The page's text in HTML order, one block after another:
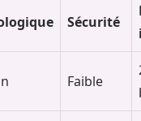
Sécurité
Faible